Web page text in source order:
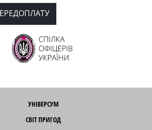
УНІВЕРСУМ
СВІТ ПРИГОД